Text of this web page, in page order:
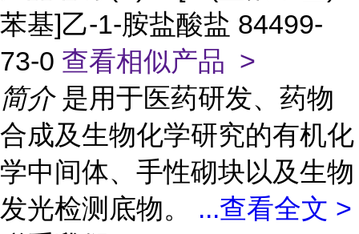
苯基]乙-1-胺盐酸盐 84499-
73-0 查看相似产品 >
简介 是用于医药研发、药物
合成及生物化学研究的有机化
学中间体、手性砌块以及生物
发光检测底物。 ...查看全文 >